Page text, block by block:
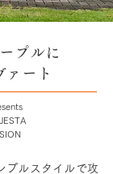
プルに
ァート
プルスタイルで攻